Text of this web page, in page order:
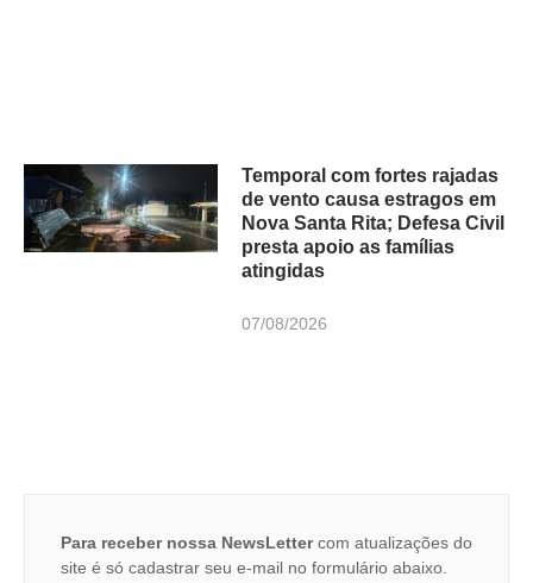
Temporal com fortes rajadas
de vento causa estragos em
Nova Santa Rita; Defesa Civil
presta apoio as famílias
atingidas
07/08/2026
Para receber nossa NewsLettercom atualizações do
site é só cadastrar seu e-mail no formulário abaixo.